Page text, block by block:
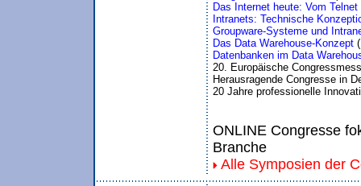
Das Internet heute: Vom
Intranets: Technische
Groupware-Systeme und
Das Data Warehouse-Konzept
Datenbanken im Data
20. Europäische
Herausragende Congresse in
20 Jahre professionelle
ONLINE Congresse
Branche
Alle Symposien der